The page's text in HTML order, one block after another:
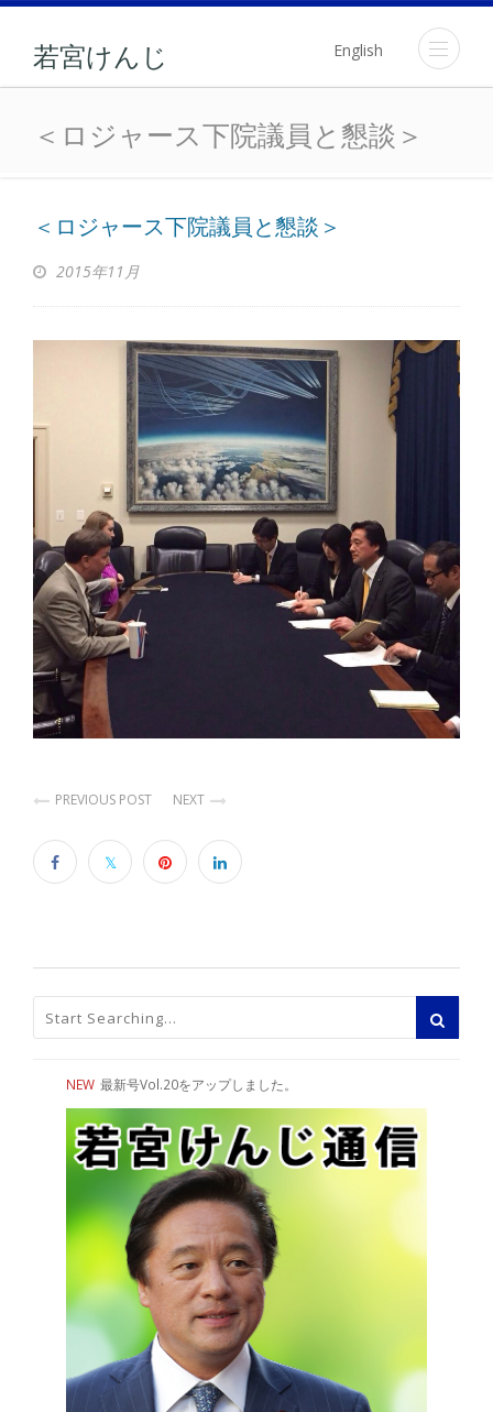
若宮けんじ English
＜ロジャース下院議員と
＜ロジャース下院議員と懇談＞
＜ロジャース下院議員と懇談＞
2015年11月
PREVIOUS POST NEXT
NEW 最新号Vol.20をアップしました。